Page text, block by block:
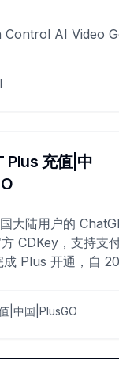
AI Video
Plus 充值|中
大陆用户的
CDKey，支持支
Plus 开通，自
|中国|PlusGO